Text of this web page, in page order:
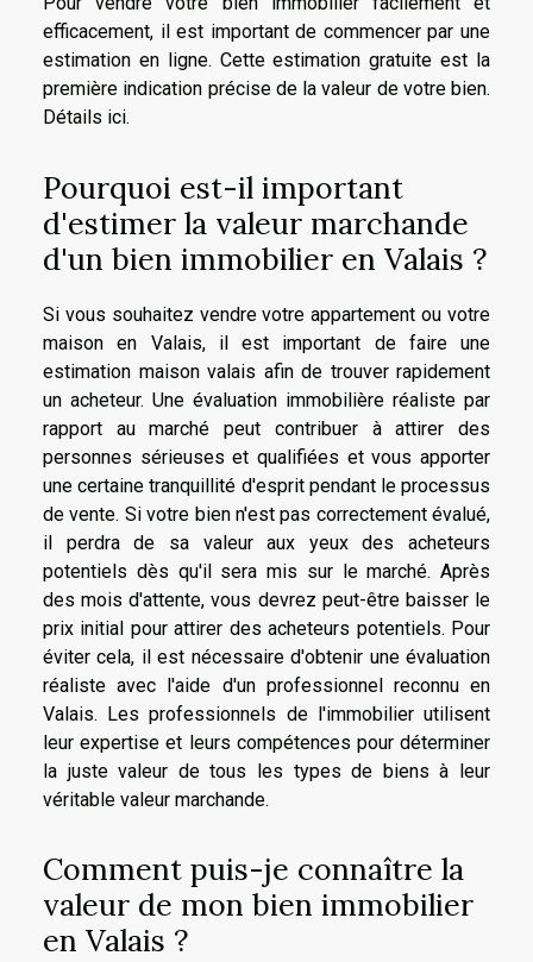
efficacement, il est important de commencer par une
estimation en ligne. Cette estimation gratuite est la
première indication précise de la valeur de votre bien.
Détails ici.
Pourquoi est-il important
d'estimer la valeur marchande
d'un bien immobilier en Valais ?
Si vous souhaitez vendre votre appartement ou votre
maison en Valais, il est important de faire une
estimation maison valais afin de trouver rapidement
un acheteur. Une évaluation immobilière réaliste par
rapport au marché peut contribuer à attirer des
personnes sérieuses et qualifiées et vous apporter
une certaine tranquillité d'esprit pendant le processus
de vente. Si votre bien n'est pas correctement évalué,
il perdra de sa valeur aux yeux des acheteurs
potentiels dès qu'il sera mis sur le marché. Après
des mois d'attente, vous devrez peut-être baisser le
prix initial pour attirer des acheteurs potentiels. Pour
éviter cela, il est nécessaire d'obtenir une évaluation
réaliste avec l'aide d'un professionnel reconnu en
Valais. Les professionnels de l'immobilier utilisent
leur expertise et leurs compétences pour déterminer
la juste valeur de tous les types de biens à leur
véritable valeur marchande.
Comment puis-je connaître la
valeur de mon bien immobilier
en Valais ?